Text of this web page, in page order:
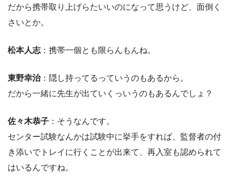
だから携帯取り上げらたいいのになって思うけど、面倒く
さいとか。
松本人志 ：携帯一個とも限らんもんね。
東野幸治：隠し持ってるっていうのもあるから。
だから一緒に先生が出ていくっいうのもあるんでしょ？
佐々木恭子 ：そうなんです。
センター試験なんかは試験中に挙手をすれば、監督者の付
き添いでトレイに行くことが出来て、再入室も認められて
はいるんですね。